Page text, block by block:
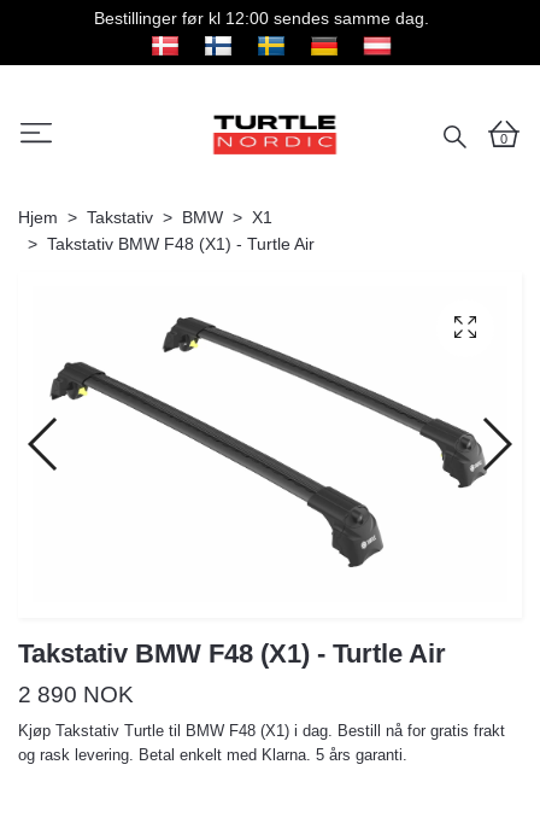
Bestillinger før kl 12:00 sendes samme dag.
0
Hjem Takstativ BMW
X1
Takstativ BMW F48 (X1) - Turtle Air
Takstativ BMW F48 (X1) - Turtle Air
2 890 NOK
Kjøp Takstativ Turtle til BMW F48 (X1) i dag. Bestill nå for gratis frakt
og rask levering. Betal enkelt med Klarna. 5 års garanti.